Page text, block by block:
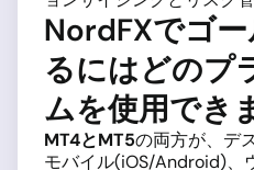
NordFXでゴ
るにはどのプ
ムを使用でき
MT4とMT5の両方が、デ
モバイル(iOS/Android)、